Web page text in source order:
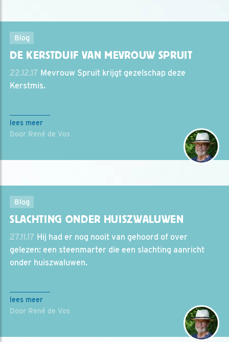
Blog
DE KERSTDUIF VAN MEVROUW SPRUIT
22.12.17 Mevrouw Spruit krijgt gezelschap deze
Kerstmis.
lees meer
Door René de Vos
Blog
SLACHTING ONDER HUISZWALUWEN
27.11.17 Hij had er nog nooit van gehoord of over
gelezen: een steenmarter die een slachting aanricht
onder huiszwaluwen.
lees meer
Door René de Vos